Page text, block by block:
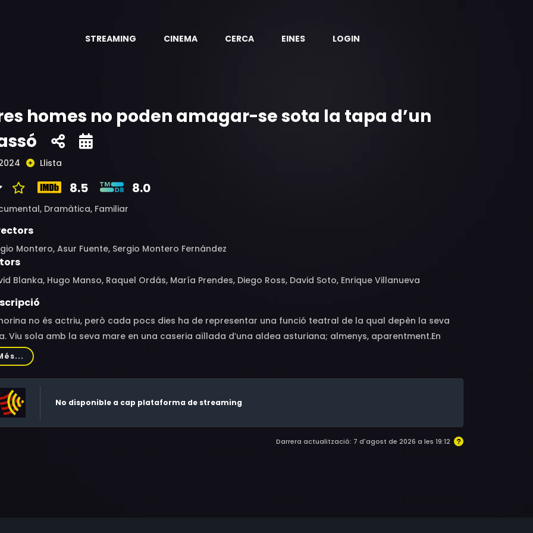
STREAMING CINEMA CERCA EINES LOGIN
homes no poden amagar-se sota la tapa d’un
Llista
8.5 8.0
Dramàtica, Familiar
Montero, Asur Fuente, Sergio Montero Fernández
Blanka, Hugo Manso, Raquel Ordás, María Prendes, Diego Ross, David Soto, Enrique Villanueva
no és actriu, però cada pocs dies ha de representar una funció teatral de la qual depèn la seva
Viu sola amb la seva mare en una caseria aïllada d’una aldea asturiana; almenys, aparentment.En
des que va acabar la guerra a la regió, allotja en un refugi sota la cuina de casa seva tres homes
per la justícia. Els tres van tenir responsabilitats en el règim republicà recentment derrotat a
especialment el seu germà Paulino, que va exercir com a alcalde, convertint-se així en una peça de
molt preuada. Joaqui, la filla d’Honorina, és avui dia la propietària de la casa-teatre on van tenir lloc
fets que van quedar escrits per a la Història, alhora que dos dels homes-topo.
No disponible a cap plataforma de streaming
Darrera actualització: 7 d'agost de 2026 a les 19:12